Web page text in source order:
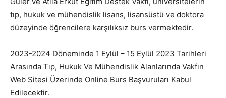
tıp, hukuk ve mühendislik lisans, lisansüstü ve doktora
düzeyinde öğrencilere karşılıksız burs vermektedir.
2023-2024 Döneminde 1 Eylül – 15 Eylül 2023 Tarihleri
Arasında Tıp, Hukuk Ve Mühendislik Alanlarında Vakfın
Web Sitesi Üzerinde Online Burs Başvuruları Kabul
Edilecektir.